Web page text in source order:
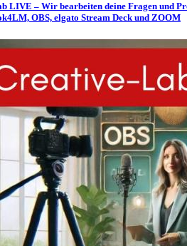
LIVE – Wir bearbeiten deine Fragen und
OBS, elgato Stream Deck und ZOOM